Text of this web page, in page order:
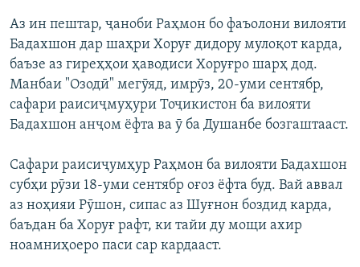
Аз ин пештар, ҷаноби Раҳмон бо фаъолони вилояти
Бадахшон дар шаҳри Хоруғ дидору мулоқот карда,
баъзе аз гиреҳҳои ҳаводиси Хоруғро шарҳ дод.
Манбаи "Озодӣ" мегӯяд, имрӯз, 20-уми сентябр,
сафари раисиҷмуҳури Тоҷикистон ба вилояти
Бадахшон анҷом ёфта ва ӯ ба Душанбе бозгаштааст.
Сафари раисиҷумҳур Раҳмон ба вилояти Бадахшон
субҳи рӯзи 18-уми сентябр оғоз ёфта буд. Вай аввал
аз ноҳияи Рӯшон, сипас аз Шуғнон боздид карда,
баъдан ба Хоруғ рафт, ки тайи ду мощи ахир
ноамниҳоеро паси сар кардааст.